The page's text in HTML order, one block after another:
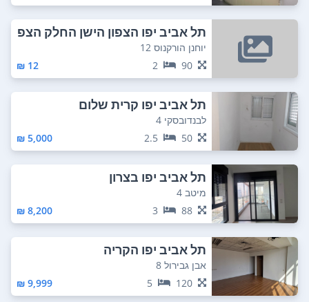
תל אביב יפו הצפון הישן החלק הצפ
וני
יוחנן הורקנוס 12
90
2
12 ₪
תל אביב יפו קרית שלום
לבנדובסקי 4
50
2.5
5,000 ₪
תל אביב יפו בצרון
מיטב 4
88
3
8,200 ₪
תל אביב יפו הקריה
אבן גבירול 8
120
5
9,999 ₪